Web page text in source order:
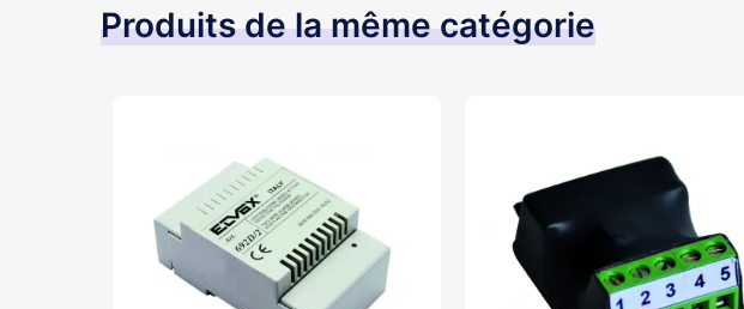
Produits de la même catégorie